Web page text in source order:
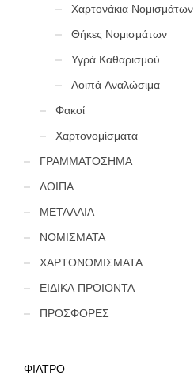
Χαρτονάκια Νομισμάτων
Θήκες Νομισμάτων
Υγρά Καθαρισμού
Λοιπά Αναλώσιμα
Φακοί
Χαρτονομίσματα
ΓΡΑΜΜΑΤΟΣΗΜΑ
ΛΟΙΠΑ
ΜΕΤΑΛΛΙΑ
ΝΟΜΙΣΜΑΤΑ
ΧΑΡΤΟΝΟΜΙΣΜΑΤΑ
ΕΙΔΙΚΑ ΠΡΟΙΟΝΤΑ
ΠΡΟΣΦΟΡΕΣ
ΦΙΛΤΡΟ